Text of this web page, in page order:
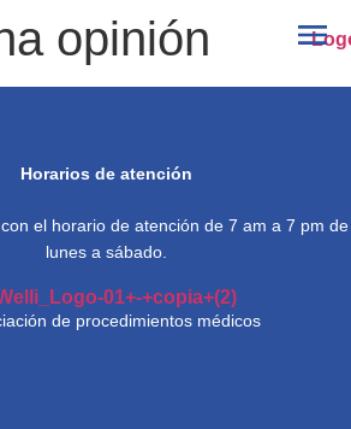
opinión
Horarios de atención
el horario de atención de 7 am a 7 pm de
lunes a sábado.
de procedimientos médicos